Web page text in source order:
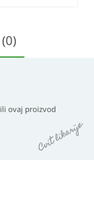
ovaj proizvod